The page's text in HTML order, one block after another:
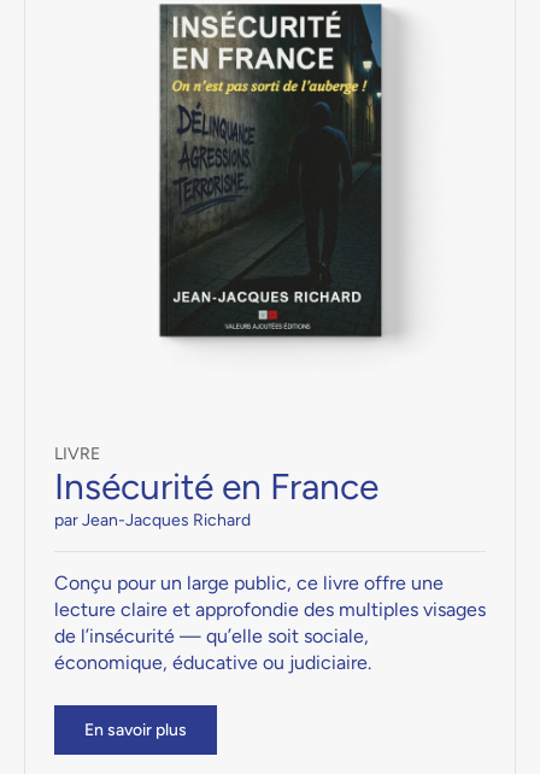
LIVRE
Insécurité en France
par Jean-Jacques Richard
Conçu pour un large public, ce livre offre une
lecture claire et approfondie des multiples visages
de l’insécurité — qu’elle soit sociale,
économique, éducative ou judiciaire.
En savoir plus